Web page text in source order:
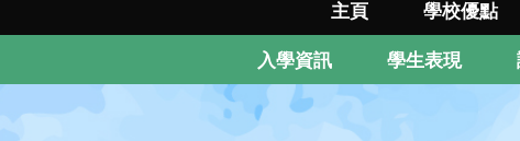
主頁 學校優點
入學資訊 學生表現